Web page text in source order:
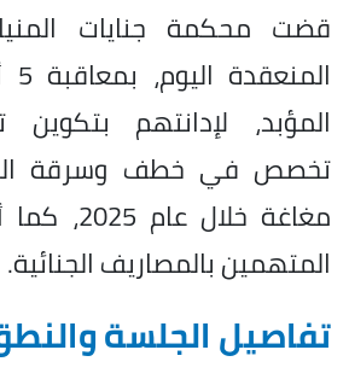
قضت محكمة جنايات
المؤبد، لإدانتهم
تخصص في خطف وسرقة
مغاغة
المتهمين بالمصاريف الجنائية.
تفاصيل الجلسة